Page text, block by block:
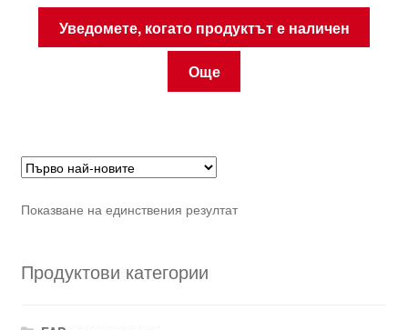
Уведомете, когато продуктът е наличен
Още
Показване на единствения резултат
Продуктови категории